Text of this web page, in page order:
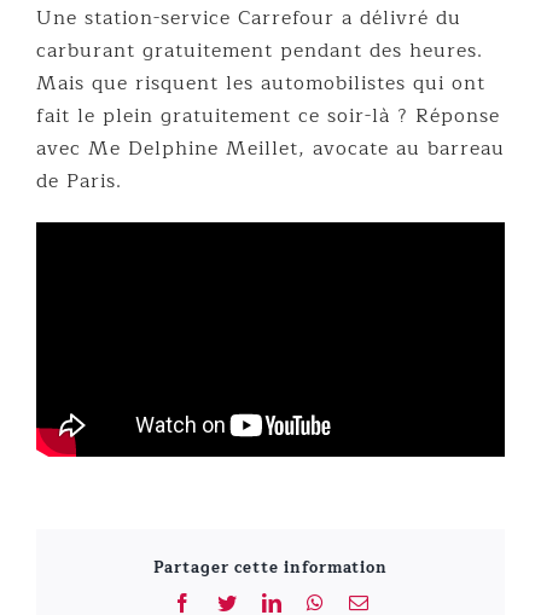
Une station-service Carrefour a délivré du
carburant gratuitement pendant des heures.
Mais que risquent les automobilistes qui ont
fait le plein gratuitement ce soir-là ? Réponse
avec Me Delphine Meillet, avocate au barreau
de Paris.
Partager cette information
Facebook
TwitterLinkedInWhatsApp
Email